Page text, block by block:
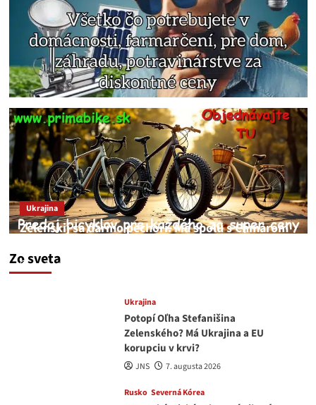
Zo sveta
Ukrajina
Zelenskij sa darmo pechorí. Má spolu s Chmarom
medvedar
Ukrajina
Potopí Oľha Stefanišina
Zelenského? Má Ukrajina a EU
korupciu v krvi?
JNS 7. augusta 2026
Rusko Severná Kórea